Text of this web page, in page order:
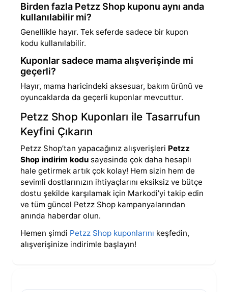
Birden fazla Petzz Shop kuponu aynı anda
kullanılabilir mi?
Genellikle hayır. Tek seferde sadece bir kupon
kodu kullanılabilir.
Kuponlar sadece mama alışverişinde mi
geçerli?
Hayır, mama haricindeki aksesuar, bakım ürünü ve
oyuncaklarda da geçerli kuponlar mevcuttur.
Petzz Shop Kuponları ile Tasarrufun
Keyfini Çıkarın
Petzz Shop’tan yapacağınız alışverişleri Petzz
Shop indirim kodu sayesinde çok daha hesaplı
hale getirmek artık çok kolay! Hem sizin hem de
sevimli dostlarınızın ihtiyaçlarını eksiksiz ve bütçe
dostu şekilde karşılamak için Markodi’yi takip edin
ve tüm güncel Petzz Shop kampanyalarından
anında haberdar olun.
Hemen şimdi Petzz Shop kuponlarını keşfedin,
alışverişinize indirimle başlayın!